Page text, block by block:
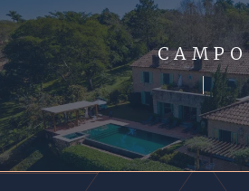
CAMPO